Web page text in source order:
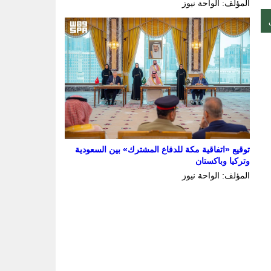
المؤلف: الواحة نيوز
توقيع «اتفاقية مكة للدفاع المشترك» بين السعودية
وتركيا وباكستان
المؤلف: الواحة نيوز